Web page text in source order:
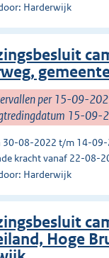
Harderwijk
per 15-09-
15-09-
30-08-2022 t/m 14-
kracht vanaf 22-08-
Harderwijk
Hoge